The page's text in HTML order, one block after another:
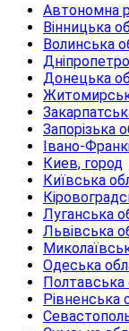
Автономна
Вінницька
Волинська
Донецька
Запорізька
Івано-
Киев, город
Київська
Луганська
Львівська
Одеська
Полтавська
Рівненська